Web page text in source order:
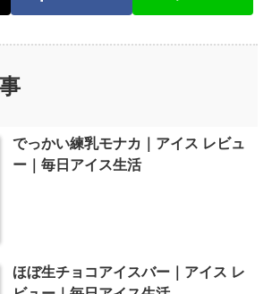
でっかい練乳モナカ｜アイス レビュ
ー｜毎日アイス生活
ほぼ生チョコアイスバー｜アイス レ